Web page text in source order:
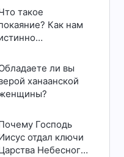
Господа?
такое
Как нам
ли вы
ханаанской
Господь
отдал ключи
Небесного